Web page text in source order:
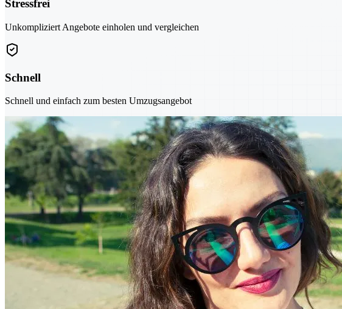
Stressfrei
Unkompliziert Angebote einholen und vergleichen
Schnell
Schnell und einfach zum besten Umzugsangebot